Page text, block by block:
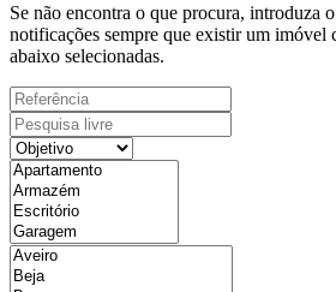
Se não encontra o que procura, introduza
notificações sempre que existir um imóvel
abaixo selecionadas.